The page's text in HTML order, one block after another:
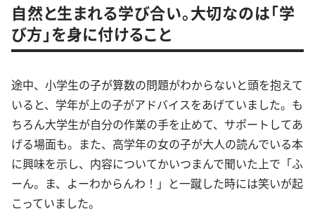
自然と生まれる学び合い。大切なのは「学
び方」を身に付けること
途中、小学生の子が算数の問題がわからないと頭を抱えて
いると、学年が上の子がアドバイスをあげていました。も
ちろん大学生が自分の作業の手を止めて、サポートしてあ
げる場面も。また、高学年の女の子が大人の読んでいる本
に興味を示し、内容についてかいつまんで聞いた上で「ふ
ーん。ま、よーわからんわ！」と一蹴した時には笑いが起
こっていました。